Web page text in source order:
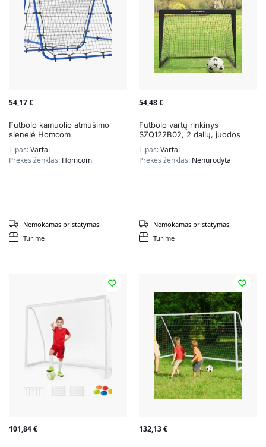
54,17€
Futbolo kamuolio atmušimo
sienelė Homcom
100x95x90cm.,
mėlynos/juodos spalvos
Tipas:Vartai
Prekės ženklas: Homcom
Turime
Nemokamas pristatymas!
54,48€
Futbolo vartų rinkinys
SZQ122B02, 2 dalių, juodos
spalvos
Tipas:Vartai
Prekės ženklas: Nenurodyta
Turime
Nemokamas pristatymas!
101,84€ 132,13€